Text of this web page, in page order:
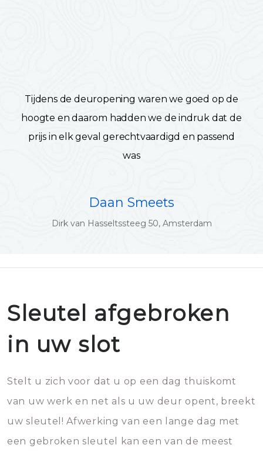
Tijdens de deuropening waren we goed op de
hoogte en daarom hadden we de indruk dat de
prijs in elk geval gerechtvaardigd en passend
was
Daan Smeets
Dirk van Hasseltssteeg 50, Amsterdam
Sleutel afgebroken
in uw slot
Stelt u zich voor dat u op een dag thuiskomt
van uw werk en net als u uw deur opent, breekt
uw sleutel! Afwerking van een lange dag met
een gebroken sleutel kan een van de meest